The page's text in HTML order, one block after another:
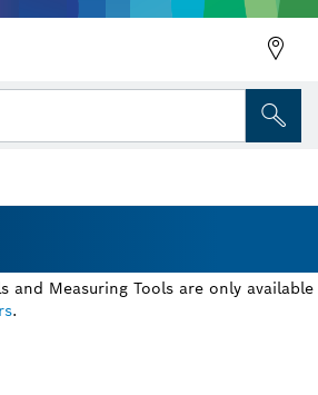
and Measuring Tools are only available
.